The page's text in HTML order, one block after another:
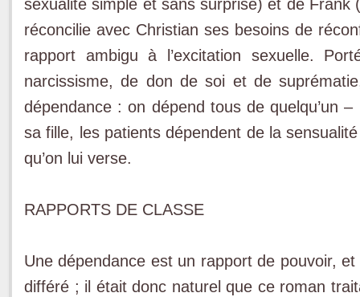
sexualité simple et sans surprise) et de
réconcilie avec Christian ses besoins de
rapport ambigu à l’excitation sexuelle.
narcissisme, de don de soi et de
dépendance : on dépend tous de quelqu’un –
sa fille, les patients dépendent de la
qu’on lui verse.
RAPPORTS DE CLASSE
Une dépendance est un rapport de pouvoir,
différé ; il était donc naturel que ce roman